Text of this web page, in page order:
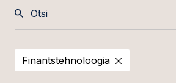
Finantstehnoloogia